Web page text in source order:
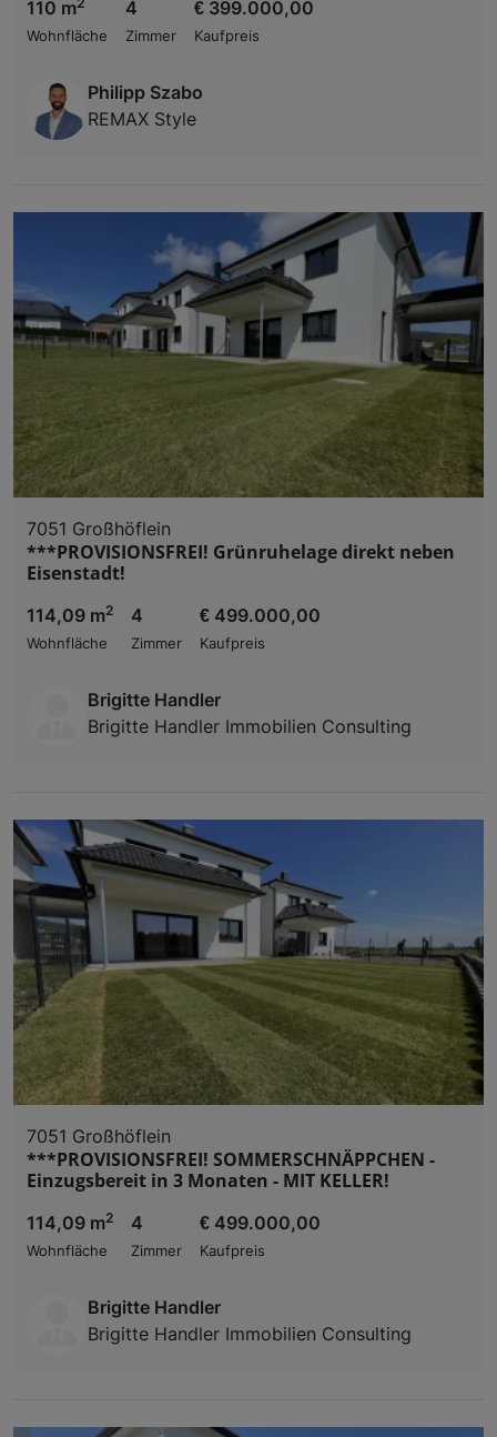
110 m
Wohnfläche
4
Zimmer
€ 399.000,00
Kaufpreis
Philipp Szabo
REMAX Style
7051 Großhöflein
***PROVISIONSFREI! Grünruhelage direkt neben
Eisenstadt!
114,09 m2
Wohnfläche
4
Zimmer
€ 499.000,00
Kaufpreis
Brigitte Handler
Brigitte Handler Immobilien Consulting
7051 Großhöflein
***PROVISIONSFREI! SOMMERSCHNÄPPCHEN -
Einzugsbereit in 3 Monaten - MIT KELLER!
114,09 m2
Wohnfläche
4
Zimmer
€ 499.000,00
Kaufpreis
Brigitte Handler
Brigitte Handler Immobilien Consulting